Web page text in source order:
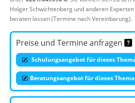
Holger Schwichtenberg und anderen
beraten lassen (Termine nach Vereinbarung).
Preise und Termine anfragen
Schulungsangebot für dieses
Beratungsangebot für dieses